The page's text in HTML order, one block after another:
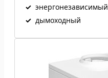
✓ энергонезависимый
✓ дымоходный